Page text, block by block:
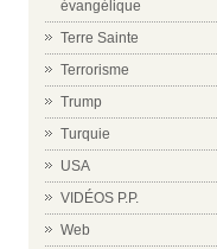
évangélique
Terre Sainte
Terrorisme
Trump
Turquie
USA
VIDÉOS P.P.
Web